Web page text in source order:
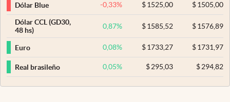
Dólar Blue -0,33% $ 1525,00 $1505,00
Dólar CCL (GD30,
48 hs)
0,87% $ 1585,52 $1576,89
Euro 0,08% $ 1733,27 $1731,97
Real brasileño 0,05% $295,03 $294,82